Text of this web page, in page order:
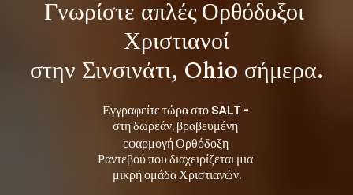
Γνωρίστε απλές Ορθόδοξοι
Χριστιανοί
στην Σινσινάτι, Ohio σήμερα.
Εγγραφείτε τώρα στο SALT -
στη δωρεάν, βραβευμένη
εφαρμογή Ορθόδοξη
Ραντεβού που διαχειρίζεται μια
μικρή ομάδα Χριστιανών.